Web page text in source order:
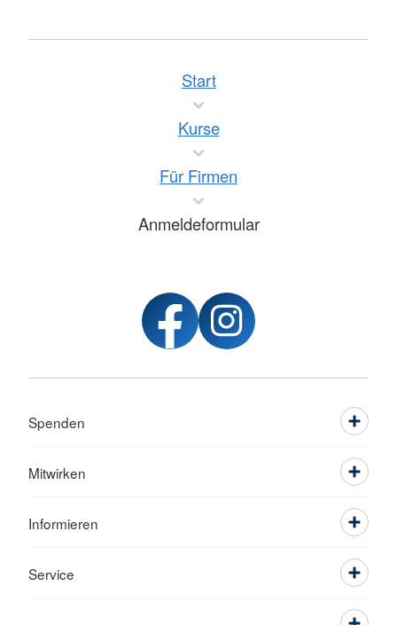
Start
Kurse
Für Firmen
Anmeldeformular
Spenden
Mitwirken
Informieren
Service